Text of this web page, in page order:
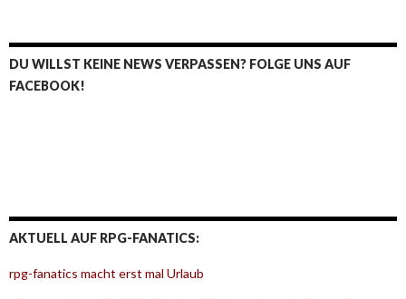
DU WILLST KEINE NEWS VERPASSEN? FOLGE UNS AUF
FACEBOOK!
AKTUELL AUF RPG-FANATICS:
rpg-fanatics macht erst mal Urlaub